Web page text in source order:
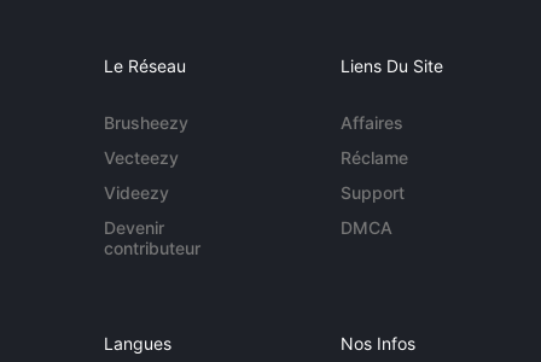
Le Réseau
Brusheezy
Vecteezy
Videezy
Devenir
contributeur
Liens Du Site
Affaires
Réclame
Support
DMCA
Langues Nos Infos